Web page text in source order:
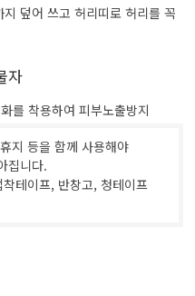
덮어 쓰고 허리띠로 허리를 꼭
자
를 착용하여 피부노출방지
지 등을 함께 사용해야
집니다.
테이프, 반창고, 청테이프